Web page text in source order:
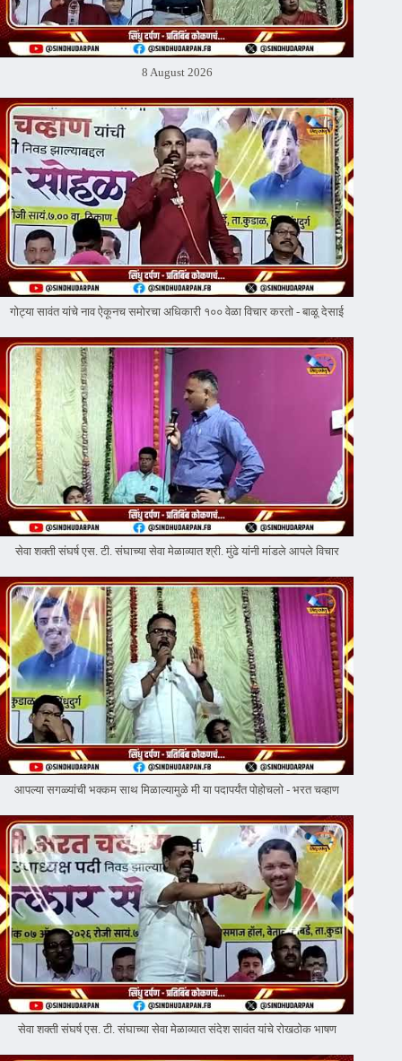
8 August 2026
गोट्या सावंत यांचे नाव ऐकूनच समोरचा अधिकारी १०० वेळा विचार करतो - बाळू देसाई
सेवा शक्ती संघर्ष एस. टी. संघाच्या सेवा मेळाव्यात श्री. मुंढे यांनी मांडले आपले विचार
आपल्या सगळ्यांची भक्कम साथ मिळाल्यामुळे मी या पदापर्यंत पोहोचलो - भरत चव्हाण
सेवा शक्ती संघर्ष एस. टी. संघाच्या सेवा मेळाव्यात संदेश सावंत यांचे रोखठोक भाषण